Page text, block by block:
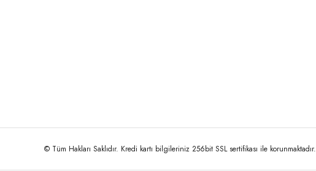
© Tüm Hakları Saklıdır. Kredi kartı bilgileriniz 256bit SSL sertifikası ile korunmaktadır.